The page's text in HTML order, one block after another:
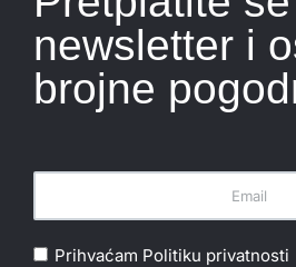
newsletter i
brojne
Prihvaćam Politiku privatnosti